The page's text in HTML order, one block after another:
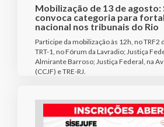
Mobilização de 13 de agosto:
convoca categoria para
nacional nos tribunais do Rio
Participe da mobilização às 12h, no TRF2
TRT-1, no Fórum da Lavradio; Justiça
Almirante Barroso; Justiça Federal, na
(CCJF) e TRE-RJ.